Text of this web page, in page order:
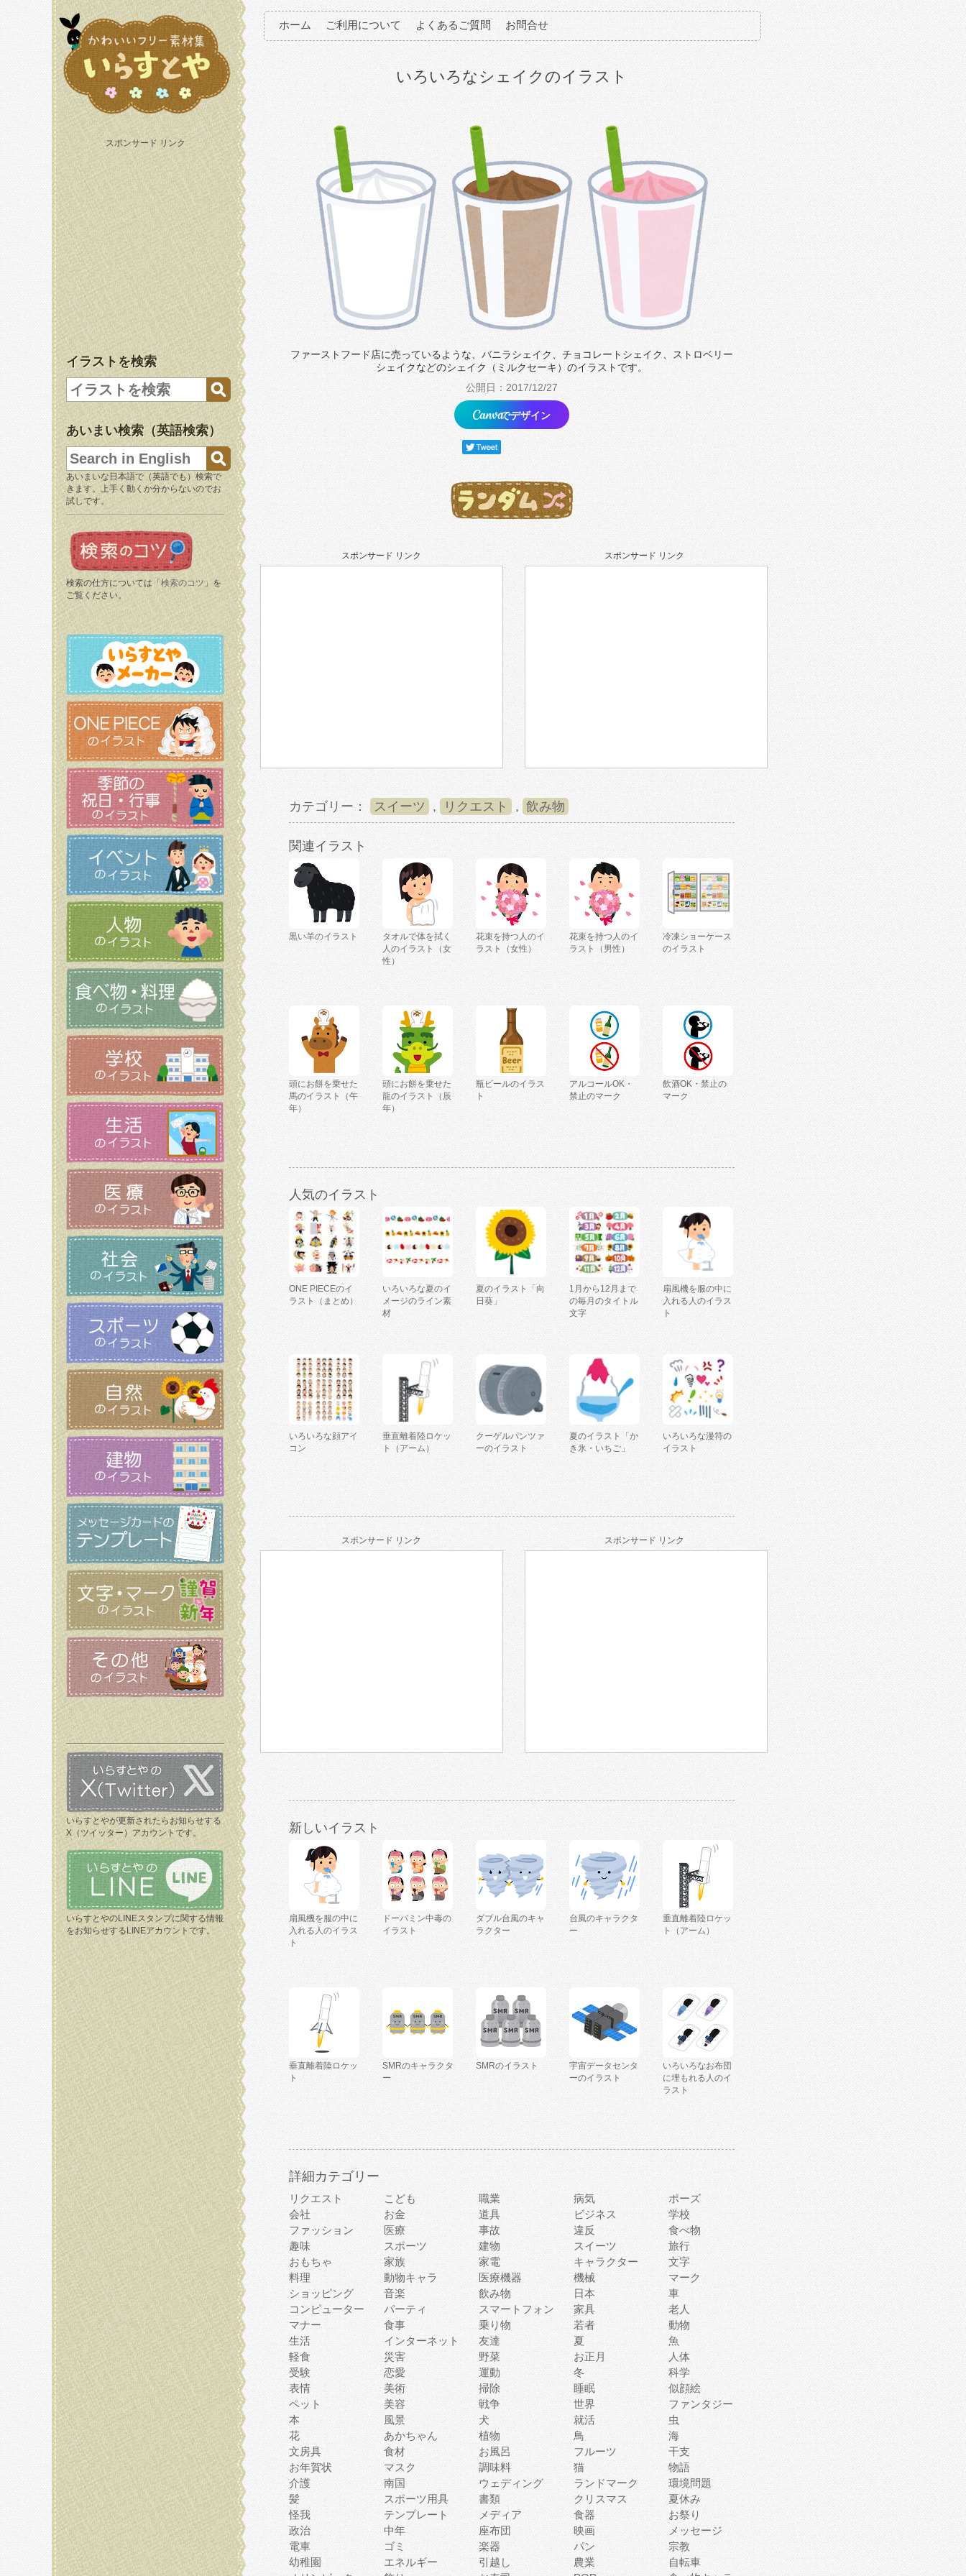
スポンサード リンク
イラストを検索
あいまい検索（英語検索）
あいまいな日本語で（英語でも）検索で
きます。上手く動くか分からないのでお
試しです。
検索の仕方については「 検索のコツ 」を
ご覧ください。
いらすとやが更新されたらお知らせする
X（ツイッター）アカウントです。
いらすとやのLINEスタンプに関する情報
をお知らせするLINEアカウントです。
ホーム ご利用について よくあるご質問 お問合せ
いろいろなシェイクのイラスト
ファーストフード店に売っているような、バニラシェイク、チョコレートシェイク、ストロベリー
シェイクなどのシェイク（ミルクセーキ）のイラストです。
公開日：2017/12/27
でデザイン
スポンサード リンク スポンサード リンク
カテゴリー： スイーツ , リクエスト , 飲み物
関連イラスト
黒い羊のイラスト
タオルで体を拭く
人のイラスト（女
性）
花束を持つ人のイ
ラスト（女性）
花束を持つ人のイ
ラスト（男性）
冷凍ショーケース
のイラスト
頭にお餅を乗せた
馬のイラスト（午
年）
頭にお餅を乗せた
龍のイラスト（辰
年）
瓶ビールのイラス
ト
アルコールOK・
禁止のマーク
飲酒OK・禁止の
マーク
人気のイラスト
ONE PIECEのイ
ラスト（まとめ）
いろいろな夏のイ
メージのライン素
材
夏のイラスト「向
日葵」
1月から12月まで
の毎月のタイトル
文字
扇風機を服の中に
入れる人のイラス
ト
いろいろな顔アイ
コン
垂直離着陸ロケッ
ト（アーム）
クーゲルパンツァ
ーのイラスト
夏のイラスト「か
き氷・いちご」
いろいろな漫符の
イラスト
スポンサード リンク スポンサード リンク
新しいイラスト
扇風機を服の中に
入れる人のイラス
ト
ドーパミン中毒の
イラスト
ダブル台風のキャ
ラクター
台風のキャラクタ
ー
垂直離着陸ロケッ
ト（アーム）
垂直離着陸ロケッ
ト
SMRのキャラクタ
ー
SMRのイラスト
宇宙データセンタ
ーのイラスト
いろいろなお布団
に埋もれる人のイ
ラスト
詳細カテゴリー
リクエスト こども 職業 病気
ポーズ
会社
お金 道具 ビジネス
学校
ファッション
医療 事故 違反
食べ物
趣味
スポーツ 建物 スイーツ
旅行
おもちゃ
家族 家電 キャラクター
文字
料理
動物キャラ 医療機器 機械
マーク
ショッピング
音楽 飲み物 日本
車
コンピューター
パーティ スマートフォン 家具
老人
マナー
食事 乗り物 若者
動物
生活
インターネット 友達 夏
魚
軽食
災害 野菜 お正月
人体
受験
恋愛 運動 冬
科学
表情
美術 掃除 睡眠
似顔絵
ペット
美容 戦争 世界
ファンタジー
本
風景 犬 就活
虫
花
あかちゃん 植物 鳥
海
文房具
食材 お風呂 フルーツ
干支
お年賀状
マスク 調味料 猫
物語
介護
南国 ウェディング ランドマーク
環境問題
髪
スポーツ用具 書類 クリスマス
夏休み
怪我
テンプレート メディア 食器
お祭り
政治
中年 座布団 映画
メッセージ
電車
ゴミ 楽器 パン
宗教
幼稚園
エネルギー 引越し 農業
自転車